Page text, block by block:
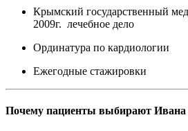
Крымский государственный
2009г. лечебное дело
Ординатура по кардиологии
Ежегодные стажировки
Почему пациенты выбирают Ивана